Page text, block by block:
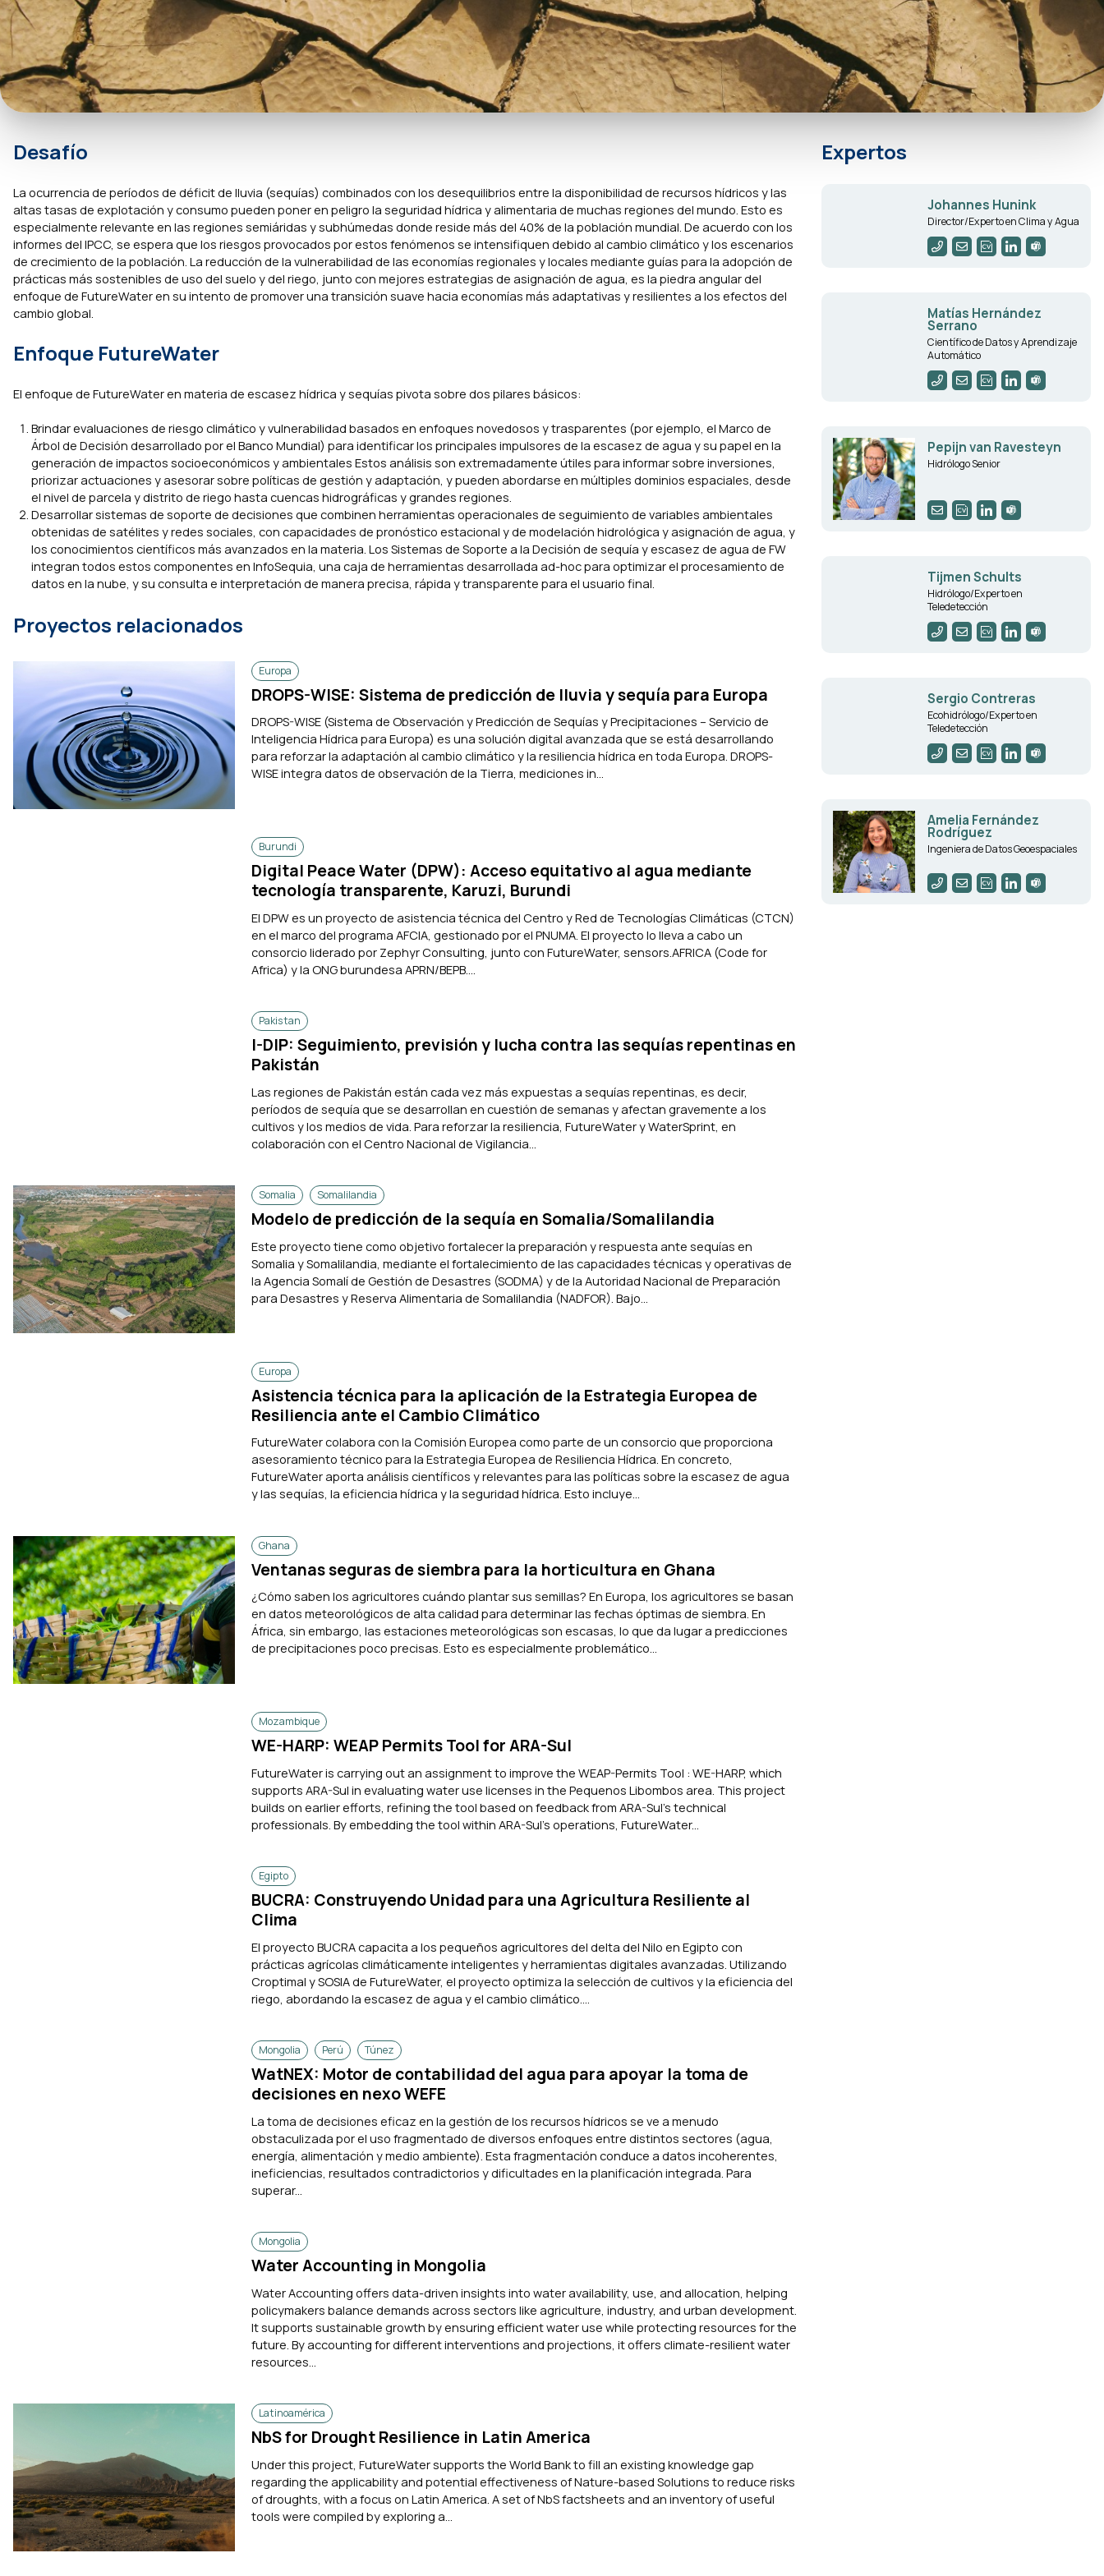
Desafío
La ocurrencia de períodos de déficit de lluvia (sequías) combinados con los desequilibrios entre la disponibilidad de recursos hídricos y las
altas tasas de explotación y consumo pueden poner en peligro la seguridad hídrica y alimentaria de muchas regiones del mundo. Esto es
especialmente relevante en las regiones semiáridas y subhúmedas donde reside más del 40% de la población mundial. De acuerdo con los
informes del IPCC, se espera que los riesgos provocados por estos fenómenos se intensifiquen debido al cambio climático y los escenarios
de crecimiento de la población. La reducción de la vulnerabilidad de las economías regionales y locales mediante guías para la adopción de
prácticas más sostenibles de uso del suelo y del riego, junto con mejores estrategias de asignación de agua, es la piedra angular del
enfoque de FutureWater en su intento de promover una transición suave hacia economías más adaptativas y resilientes a los efectos del
cambio global.
Enfoque FutureWater
El enfoque de FutureWater en materia de escasez hídrica y sequías pivota sobre dos pilares básicos:
Brindar evaluaciones de riesgo climático y vulnerabilidad basados en enfoques novedosos y trasparentes (por ejemplo, el Marco de
Árbol de Decisión desarrollado por el Banco Mundial) para identificar los principales impulsores de la escasez de agua y su papel en la
generación de impactos socioeconómicos y ambientales Estos análisis son extremadamente útiles para informar sobre inversiones,
priorizar actuaciones y asesorar sobre políticas de gestión y adaptación, y pueden abordarse en múltiples dominios espaciales, desde
el nivel de parcela y distrito de riego hasta cuencas hidrográficas y grandes regiones.
Desarrollar sistemas de soporte de decisiones que combinen herramientas operacionales de seguimiento de variables ambientales
obtenidas de satélites y redes sociales, con capacidades de pronóstico estacional y de modelación hidrológica y asignación de agua, y
los conocimientos científicos más avanzados en la materia. Los Sistemas de Soporte a la Decisión de sequía y escasez de agua de FW
integran todos estos componentes en InfoSequia, una caja de herramientas desarrollada ad-hocpara optimizar el procesamiento de
datos en la nube, y su consulta e interpretación de manera precisa, rápida y transparente para el usuario final.
Proyectos relacionados
Europa
DROPS-WISE: Sistema de predicción de lluvia y sequía para Europa
DROPS-WISE (Sistema de Observación y Predicción de Sequías y Precipitaciones – Servicio de
Inteligencia Hídrica para Europa) es una solución digital avanzada que se está desarrollando
para reforzar la adaptación al cambio climático y la resiliencia hídrica en toda Europa. DROPS-
WISE integra datos de observación de la Tierra, mediciones in...
Burundi
Digital Peace Water (DPW): Acceso equitativo al agua mediante
tecnología transparente, Karuzi, Burundi
El DPW es un proyecto de asistencia técnica del Centro y Red de Tecnologías Climáticas (CTCN)
en el marco del programa AFCIA, gestionado por el PNUMA. El proyecto lo lleva a cabo un
consorcio liderado por Zephyr Consulting, junto con FutureWater, sensors.AFRICA (Code for
Africa) y la ONG burundesa APRN/BEPB....
Pakistan
I-DIP: Seguimiento, previsión y lucha contra las sequías repentinas en
Pakistán
Las regiones de Pakistán están cada vez más expuestas a sequías repentinas, es decir,
períodos de sequía que se desarrollan en cuestión de semanas y afectan gravemente a los
cultivos y los medios de vida. Para reforzar la resiliencia, FutureWater y WaterSprint, en
colaboración con el Centro Nacional de Vigilancia...
Somalia Somalilandia
Modelo de predicción de la sequía en Somalia/Somalilandia
Este proyecto tiene como objetivo fortalecer la preparación y respuesta ante sequías en
Somalia y Somalilandia, mediante el fortalecimiento de las capacidades técnicas y operativas de
la Agencia Somalí de Gestión de Desastres (SODMA) y de la Autoridad Nacional de Preparación
para Desastres y Reserva Alimentaria de Somalilandia (NADFOR). Bajo...
Europa
Asistencia técnica para la aplicación de la Estrategia Europea de
Resiliencia ante el Cambio Climático
FutureWater colabora con la Comisión Europea como parte de un consorcio que proporciona
asesoramiento técnico para la Estrategia Europea de Resiliencia Hídrica. En concreto,
FutureWater aporta análisis científicos y relevantes para las políticas sobre la escasez de agua
y las sequías, la eficiencia hídrica y la seguridad hídrica. Esto incluye...
Ghana
Ventanas seguras de siembra para la horticultura en Ghana
¿Cómo saben los agricultores cuándo plantar sus semillas? En Europa, los agricultores se basan
en datos meteorológicos de alta calidad para determinar las fechas óptimas de siembra. En
África, sin embargo, las estaciones meteorológicas son escasas, lo que da lugar a predicciones
de precipitaciones poco precisas. Esto es especialmente problemático...
Mozambique
WE-HARP: WEAP Permits Tool for ARA-Sul
FutureWater is carrying out an assignment to improve the WEAP-Permits Tool : WE-HARP, which
supports ARA-Sul in evaluating water use licenses in the Pequenos Libombos area. This project
builds on earlier efforts, refining the tool based on feedback from ARA-Sul’s technical
professionals. By embedding the tool within ARA-Sul’s operations, FutureWater...
Egipto
BUCRA: Construyendo Unidad para una Agricultura Resiliente al
Clima
El proyecto BUCRA capacita a los pequeños agricultores del delta del Nilo en Egipto con
prácticas agrícolas climáticamente inteligentes y herramientas digitales avanzadas. Utilizando
Croptimal y SOSIA de FutureWater, el proyecto optimiza la selección de cultivos y la eficiencia del
riego, abordando la escasez de agua y el cambio climático....
Mongolia Perú Túnez
WatNEX: Motor de contabilidad del agua para apoyar la toma de
decisiones en nexo WEFE
La toma de decisiones eficaz en la gestión de los recursos hídricos se ve a menudo
obstaculizada por el uso fragmentado de diversos enfoques entre distintos sectores (agua,
energía, alimentación y medio ambiente). Esta fragmentación conduce a datos incoherentes,
ineficiencias, resultados contradictorios y dificultades en la planificación integrada. Para
superar...
Mongolia
Water Accounting in Mongolia
Water Accounting offers data-driven insights into water availability, use, and allocation, helping
policymakers balance demands across sectors like agriculture, industry, and urban development.
It supports sustainable growth by ensuring efficient water use while protecting resources for the
future. By accounting for different interventions and projections, it offers climate-resilient water
resources...
Latinoamérica
NbS for Drought Resilience in Latin America
Under this project, FutureWater supports the World Bank to fill an existing knowledge gap
regarding the applicability and potential effectiveness of Nature-based Solutions to reduce risks
of droughts, with a focus on Latin America. A set of NbS factsheets and an inventory of useful
tools were compiled by exploring a...
Expertos
Johannes Hunink
Director/Experto en Clima y Agua
Matías Hernández
Serrano
Científico de Datos y Aprendizaje
Automático
Pepijn van Ravesteyn
Hidrólogo Senior
Tijmen Schults
Hidrólogo/Experto en
Teledetección
Sergio Contreras
Ecohidrólogo/Experto en
Teledetección
Amelia Fernández
Rodríguez
Ingeniera de Datos Geoespaciales